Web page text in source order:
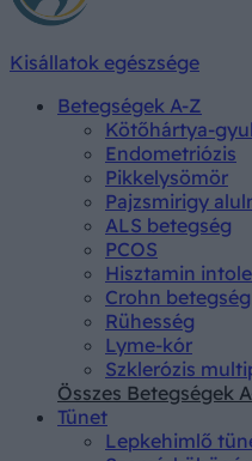
Kisállatok egészsége
Betegségek A-Z
Kötőhártya-
Endometriózis
Pikkelysömör
Pajzsmirigy
ALS betegség
PCOS
Hisztamin
Crohn betegség
Rühesség
Lyme-kór
Szklerózis
Összes Betegségek
Tünet
Lepkehimlő